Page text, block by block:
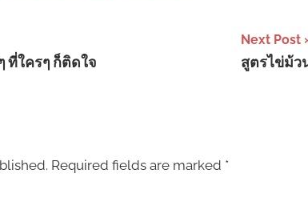
ที่ใครๆ ก็ติดใจ
Next Post
สูตรไข่ม้ว
Required fields are marked *